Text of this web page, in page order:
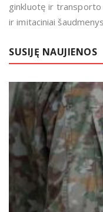
ginkluotę ir
ir imitaciniai
SUSIJĘ NAUJIENOS